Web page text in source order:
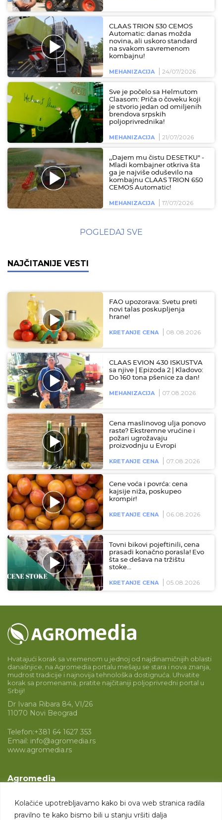
Kolačiće upotrebljavamo kako bi ova web stranica radila
pravilno te kako bismo bili u stanju vršiti dalja
CLAAS TRION 530 CEMOS
Automatic: danas možda
novina, ali uskoro standard
na svakom savremenom
kombajnu!
MEHANIZACIJA 24/07/2026
Sve je počelo sa Helmutom
Claasom: Priča o čoveku koji
je stvorio jedan od omiljenih
brendova srpskih
poljoprivrednika!
MEHANIZACIJA 21/07/2026
,,Dajem mu čistu DESETKU" -
Mladi kombajner otkriva šta
ga je najviše oduševilo na
kombajnu CLAAS TRION 650
CEMOS Automatic!
MEHANIZACIJA 17/07/2026
POGLEDAJ SVE
NAJČITANIJE VESTI
FAO upozorava: Svetu preti
novi talas poskupljenja
hrane!
KRETANJE CENA 08.08.2026
CLAAS EVION 430 ISKUSTVA
sa njive | Epizoda 2 | Kladovo:
Do 160 tona pšenice za dan!
MEHANIZACIJA 07.08.2026
Cena maslinovog ulja ponovo
raste? Ekstremne vrućine i
požari ugrožavaju
proizvodnju u Evropi
KRETANJE CENA 07.08.2026
Cene voća i povrća: cena
kajsije niža, poskupeo
krompir!
KRETANJE CENA 06.08.2026
Tovni bikovi pojeftinili, cena
prasadi konačno porasla! Evo
šta se dešava na tržištu
stoke…
KRETANJE CENA 05.08.2026
Hvatajući korak sa vremenom u jednoj od najdinamičnijih oblasti
današnjice, na Agromedia portalu mešaju se stara i nova znanja,
mudrost tradicije i najnovija tehnološka dostignuća. Uhvatite
korak sa promenama, pratite najčitaniji poljoprivredni portal u
Srbiji!
Dr Ivana Ribara 84, VI/26
11070 Novi Beograd
Telefon:+381 64 1627 353
Email: info@agromedia.rs
www.agromedia.rs
Agromedia
Svet poljoprivrede